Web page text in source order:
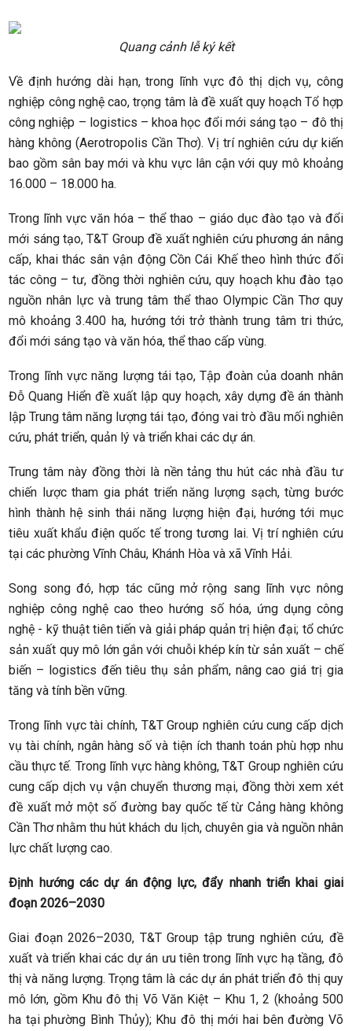
Quang cảnh lễ ký kết
Về định hướng dài hạn, trong lĩnh vực đô thị dịch vụ, công
nghiệp công nghệ cao, trọng tâm là đề xuất quy hoạch Tổ hợp
công nghiệp – logistics – khoa học đổi mới sáng tạo – đô thị
hàng không (Aerotropolis Cần Thơ). Vị trí nghiên cứu dự kiến
bao gồm sân bay mới và khu vực lân cận với quy mô khoảng
16.000 – 18.000 ha.
Trong lĩnh vực văn hóa – thể thao – giáo dục đào tạo và đổi
mới sáng tạo, T&T Group đề xuất nghiên cứu phương án nâng
cấp, khai thác sân vận động Cồn Cái Khế theo hình thức đối
tác công – tư, đồng thời nghiên cứu, quy hoạch khu đào tạo
nguồn nhân lực và trung tâm thể thao Olympic Cần Thơ quy
mô khoảng 3.400 ha, hướng tới trở thành trung tâm tri thức,
đổi mới sáng tạo và văn hóa, thể thao cấp vùng.
Trong lĩnh vực năng lượng tái tạo, Tập đoàn của doanh nhân
Đỗ Quang Hiển đề xuất lập quy hoạch, xây dựng đề án thành
lập Trung tâm năng lượng tái tạo, đóng vai trò đầu mối nghiên
cứu, phát triển, quản lý và triển khai các dự án.
Trung tâm này đồng thời là nền tảng thu hút các nhà đầu tư
chiến lược tham gia phát triển năng lượng sạch, từng bước
hình thành hệ sinh thái năng lượng hiện đại, hướng tới mục
tiêu xuất khẩu điện quốc tế trong tương lai. Vị trí nghiên cứu
tại các phường Vĩnh Châu, Khánh Hòa và xã Vĩnh Hải.
Song song đó, hợp tác cũng mở rộng sang lĩnh vực nông
nghiệp công nghệ cao theo hướng số hóa, ứng dụng công
nghệ - kỹ thuật tiên tiến và giải pháp quản trị hiện đại; tổ chức
sản xuất quy mô lớn gắn với chuỗi khép kín từ sản xuất – chế
biến – logistics đến tiêu thụ sản phẩm, nâng cao giá trị gia
tăng và tính bền vững.
Trong lĩnh vực tài chính, T&T Group nghiên cứu cung cấp dịch
vụ tài chính, ngân hàng số và tiện ích thanh toán phù hợp nhu
cầu thực tế. Trong lĩnh vực hàng không, T&T Group nghiên cứu
cung cấp dịch vụ vận chuyển thương mại, đồng thời xem xét
đề xuất mở một số đường bay quốc tế từ Cảng hàng không
Cần Thơ nhằm thu hút khách du lịch, chuyên gia và nguồn nhân
lực chất lượng cao.
Định hướng các dự án động lực, đẩy nhanh triển khai giai
đoạn 2026–2030
Giai đoạn 2026–2030, T&T Group tập trung nghiên cứu, đề
xuất và triển khai các dự án ưu tiên trong lĩnh vực hạ tầng, đô
thị và năng lượng. Trọng tâm là các dự án phát triển đô thị quy
mô lớn, gồm Khu đô thị Võ Văn Kiệt – Khu 1, 2 (khoảng 500
ha tại phường Bình Thủy); Khu đô thị mới hai bên đường Võ